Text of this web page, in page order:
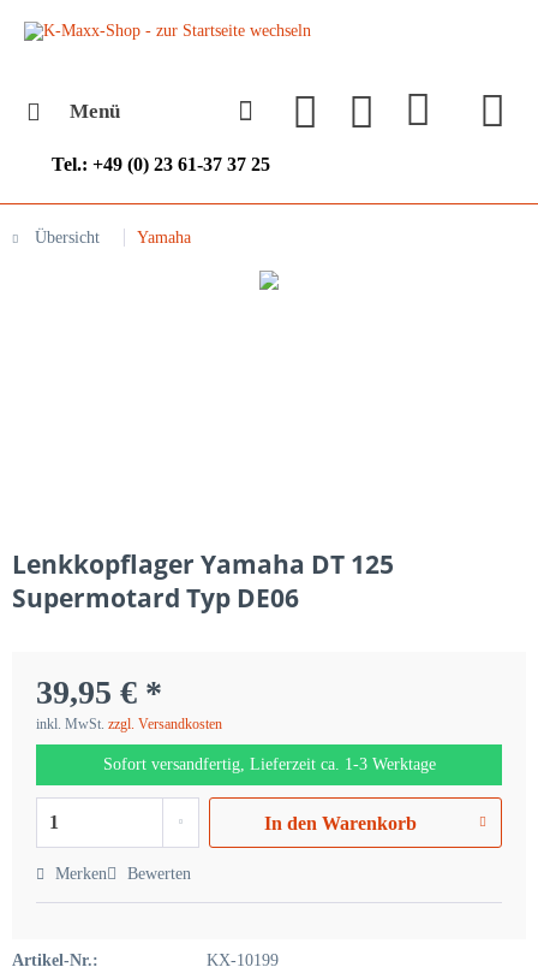
Tel.: +49 (0) 23 61-37 37 25
Menü
Übersicht Yamaha
Lenkkopflager Yamaha DT 125
Supermotard Typ DE06
39,95 € *
inkl. MwSt. zzgl. Versandkosten
Sofort versandfertig, Lieferzeit ca. 1-3 Werktage
In den Warenkorb
Merken Bewerten
Artikel-Nr.: KX-10199